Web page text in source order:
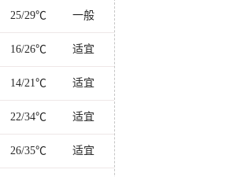
25/29℃ 一般
16/26℃ 适宜
14/21℃ 适宜
22/34℃ 适宜
26/35℃ 适宜